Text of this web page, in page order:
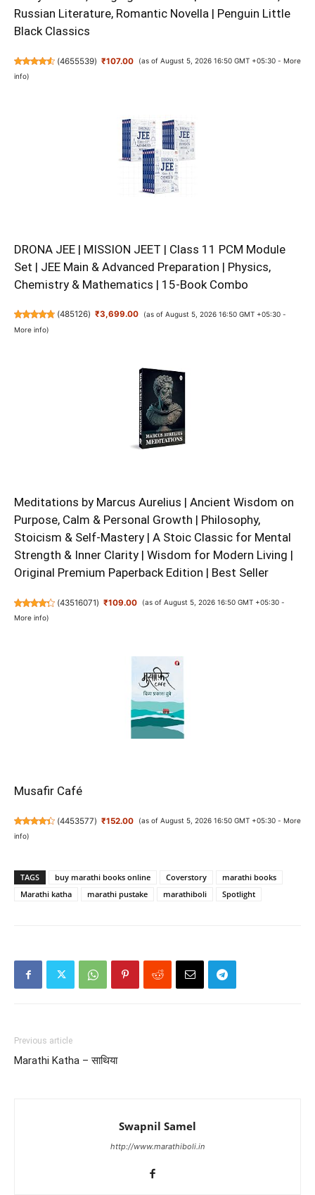
Russian Literature, Romantic Novella | Penguin Little
Black Classics
(4655539) ₹107.00 (as of August 5, 2026 16:50 GMT +05:30 - More
info)
DRONA JEE | MISSION JEET | Class 11 PCM Module
Set | JEE Main & Advanced Preparation | Physics,
Chemistry & Mathematics | 15-Book Combo
(485126) ₹3,699.00
(as of August 5, 2026 16:50 GMT +05:30 -
More info)
Meditations by Marcus Aurelius | Ancient Wisdom on
Purpose, Calm & Personal Growth | Philosophy,
Stoicism & Self-Mastery | A Stoic Classic for Mental
Strength & Inner Clarity | Wisdom for Modern Living |
Original Premium Paperback Edition | Best Seller
(43516071) ₹109.00
(as of August 5, 2026 16:50 GMT +05:30 -
More info)
Musafir Café
(4453577) ₹152.00 (as of August 5, 2026 16:50 GMT +05:30 - More
info)
TAGS buy marathi books online Coverstory
marathi books
Marathi katha
marathi pustake marathiboli Spotlight
Previous article
Marathi Katha – साथिया
Swapnil Samel
http://www.marathiboli.in